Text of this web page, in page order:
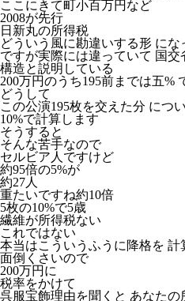
ここにきて町小百万円など
2008が先行
日新丸の所得税
どういう風に勘違いする形 にな
ですが実際には違っていて 国交
構造と説明している
200万円のうち195前までは五%
どうして
この公演195枚を交えた分 につ
10%で計算します
そうすると
そんな苦手なので
セルビア人ですけど
約95倍の5%が
約27人
重たいですね約10倍
5枚の10%で5歳
繊維が所得税ない
これではない
本当はこういうふうに降格を 計
面倒くさいので
200万円に
税率をかけて
呉服宝飾理由を聞くと あなたの